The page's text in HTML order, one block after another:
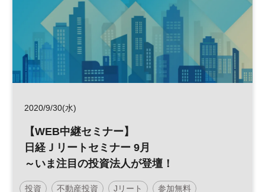
2020/9/30(水)
【WEB中継セミナー】
日経Ｊリートセミナー 9月
～いま注目の投資法人が登壇！
投資 不動産投資 Jリート 参加無料